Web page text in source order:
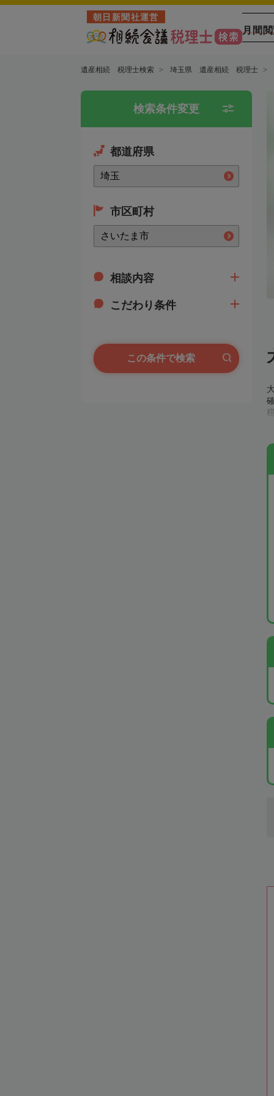
朝日新聞社運営
月間
遺産相続 税理士検索 埼玉県 遺産相続 税理士
検索条件変更
都道府県
市区町村
相談内容
こだわり条件
この条件で検索